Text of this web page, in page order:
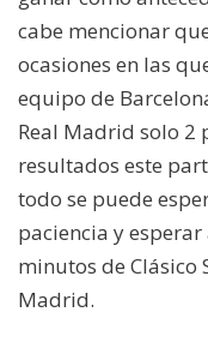
cabe mencionar
ocasiones en las
equipo de
Real Madrid solo 2
resultados este
todo se puede
paciencia y
minutos de Clásico
Madrid.